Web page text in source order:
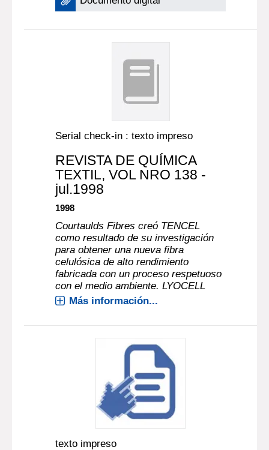
Serial check-in : texto impreso
REVISTA DE QUÍMICA
TEXTIL, VOL NRO 138 -
jul.1998
1998
Courtaulds Fibres creó TENCEL
como resultado de su investigación
para obtener una nueva fibra
celulósica de alto rendimiento
fabricada con un proceso respetuoso
con el medio ambiente. LYOCELL
Más información...
texto impreso